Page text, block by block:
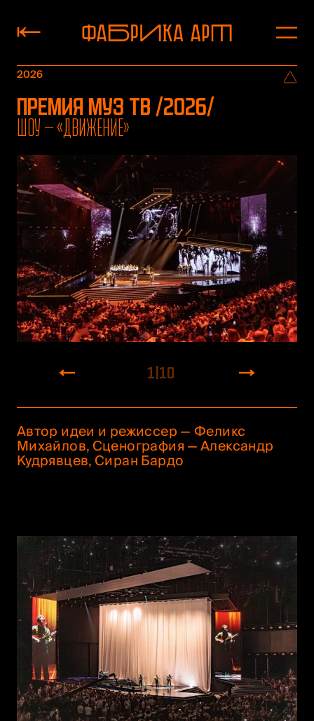
Премия МУЗ ТВ /2026/
Шоу — «Движение»
1 10
Автор идеи и режиссер — Феликс
Михайлов, Сценография — Александр
Кудрявцев, Сиран Бардо
2026